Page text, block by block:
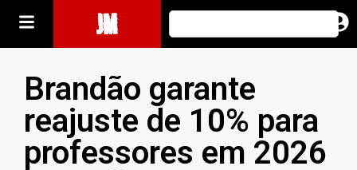
JM
Brandão garante
reajuste de 10% para
professores em 2026